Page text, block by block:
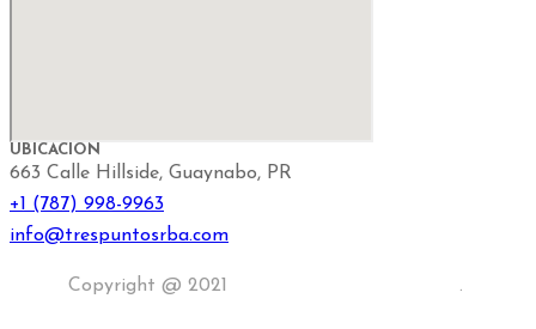
UBICACIÓN
663 Calle Hillside, Guaynabo, PR
+1 (787) 998-9963
info@trespuntosrba.com
Copyright @ 2021 .